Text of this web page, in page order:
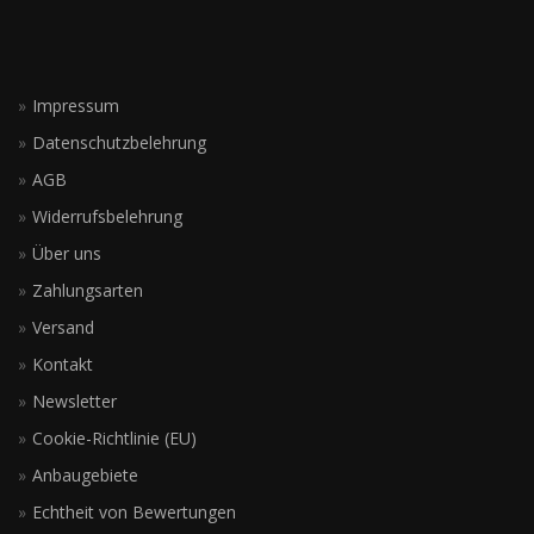
Impressum
Datenschutzbelehrung
AGB
Widerrufsbelehrung
Über uns
Zahlungsarten
Versand
Kontakt
Newsletter
Cookie-Richtlinie (EU)
Anbaugebiete
Echtheit von Bewertungen